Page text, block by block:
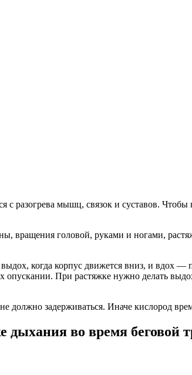
с разогрева мышц, связок и суставов.
вращения головой, руками и ногами,
когда корпус движется вниз, и
При растяжке нужно делать
должно задерживаться. Иначе кислород
во время беговой